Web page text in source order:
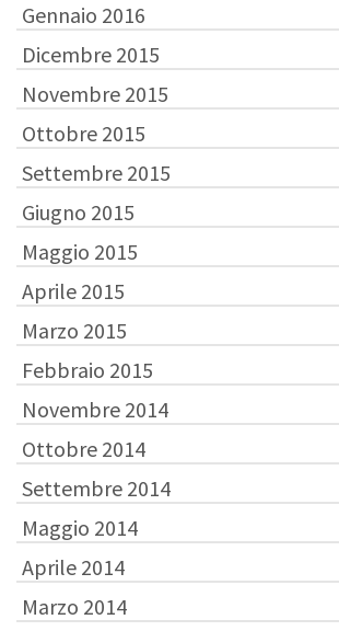
Gennaio 2016
Dicembre 2015
Novembre 2015
Ottobre 2015
Settembre 2015
Giugno 2015
Maggio 2015
Aprile 2015
Marzo 2015
Febbraio 2015
Novembre 2014
Ottobre 2014
Settembre 2014
Maggio 2014
Aprile 2014
Marzo 2014